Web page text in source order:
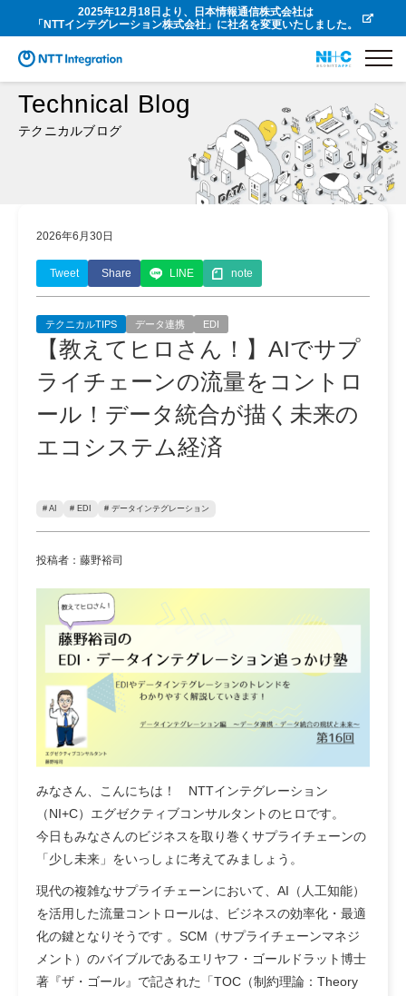
2025年12月18日より、日本情報通信株式会社は
「NTTインテグレーション株式会社」に社名を変更いたしました。
Technical Blog
テクニカルブログ
2026年6月30日
Tweet Share LINE note
テクニカルTIPS データ連携 EDI
【教えてヒロさん！】AIでサプ
ライチェーンの流量をコントロ
ール！データ統合が描く未来の
エコシステム経済
# AI # EDI # データインテグレーション
投稿者：藤野裕司
みなさん、こんにちは！ NTTインテグレーション
（NI+C）エグゼクティブコンサルタントのヒロです。
今日もみなさんのビジネスを取り巻くサプライチェーンの
「少し未来」をいっしょに考えてみましょう。
現代の複雑なサプライチェーンにおいて、AI（人工知能）
を活用した流量コントロールは、ビジネスの効率化・最適
化の鍵となりそうです 。SCM（サプライチェーンマネジ
メント）のバイブルであるエリヤフ・ゴールドラット博士
著『ザ・ゴール』で記された
「TOC（制約理論：Theory